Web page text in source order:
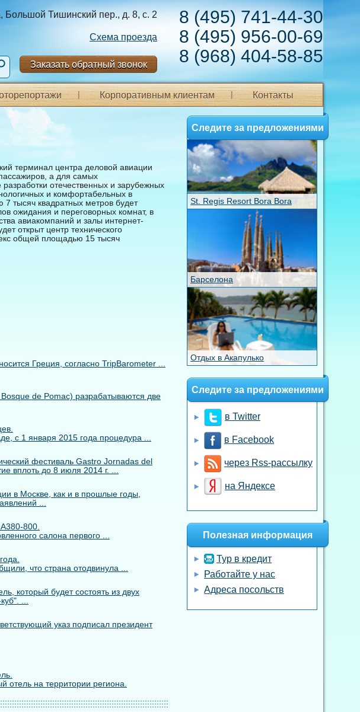
8 (495) 741-44-30
8 (495) 956-00-69
8 (968) 404-58-85
Большой Тишинский пер., д. 8, с. 2
Схема проезда
Заказать обратный звонок
Корпоративным клиентам Контакты
терминал центра деловой авиации
а для самых
отечественных и зарубежных
и комфортабельных в
тысяч квадратных метров будет
ожидания и переговорных комнат, в
авиакомпаний и залы интернет-
открыт центр технического
общей площадью 15 тысяч
Греция, согласно TripBarometer ...
de Pomac) разрабатываются две
с 1 января 2015 года процедура ...
фестиваль Gastro Jornadas del
вплоть до 8 июля 2014 г. ...
в Москве, как и в прошлые годы,
...
800.
салона первого ...
что страна отодвинула ...
который будет состоять из двух
...
указ подписал президент
на территории региона.
Следите за предложениями
St. Regis Resort Bora Bora
Барселона
Отдых в Акапулько
Следите за предложениями
в Twitter
в Facebook
через Rss-рассылку
на Яндексе
Полезная информация
Тур в кредит
Работайте у нас
Адреса посольств